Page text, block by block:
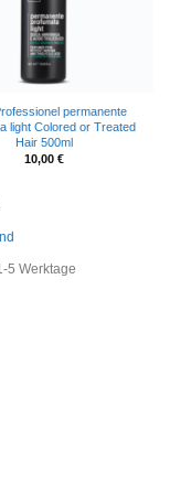
permanente
light Colored or Treated
Hair 500ml
10,00 €
5 Werktage